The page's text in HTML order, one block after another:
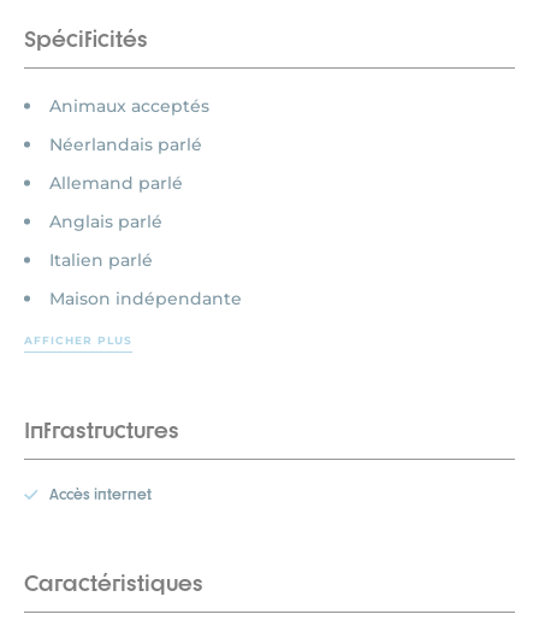
Spécificités
Animaux acceptés
Néerlandais parlé
Allemand parlé
Anglais parlé
Italien parlé
Maison indépendante
AFFICHER PLUS
Infrastructures
Accès internet
Caractéristiques